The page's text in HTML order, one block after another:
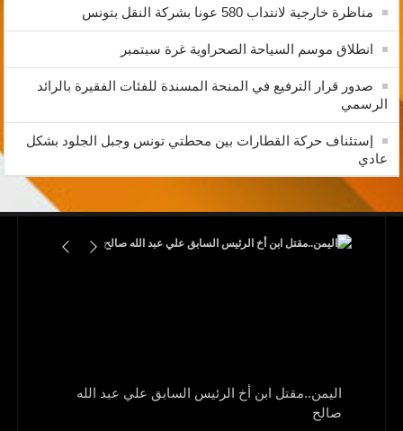
مناظرة خارجية لانتداب 580 عونا بشركة النقل بتونس
انطلاق موسم السياحة الصحراوية غرة سبتمبر
صدور قرار الترفيع في المنحة المسندة للفئات الفقيرة بالرائد
الرسمي
إستئناف حركة القطارات بين محطتي تونس وجبل الجلود بشكل
عادي
اليمن..مقتل ابن أخ الرئيس السابق علي عبد الله
صالح